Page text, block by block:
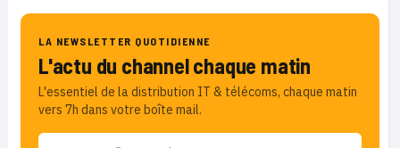
LA NEWSLETTER QUOTIDIENNE
L'actu du channel chaque matin
L'essentiel de la distribution IT & télécoms, chaque matin
vers 7h dans votre boîte mail.